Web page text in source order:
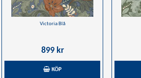
Victoria Blå
899 kr
KÖP